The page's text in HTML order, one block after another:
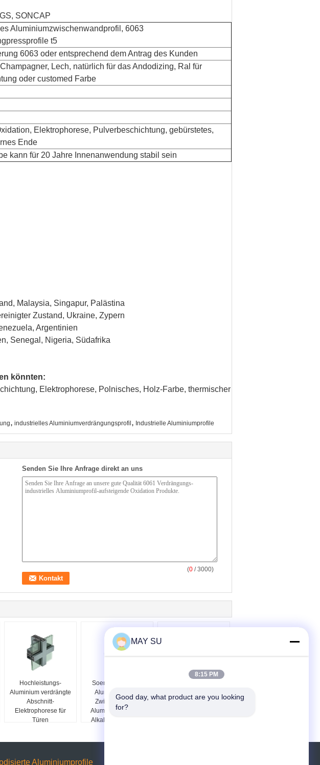
SONCAP
Aluminiumzwischenwandprofil, 6063
t5
6063 oder entsprechend dem Antrag des Kunden
Lech, natürlich für das Andodizing, Ral für
oder customed Farbe
Elektrophorese, Pulverbeschichtung, gebürstetes,
Ende
kann für 20 Jahre Innenanwendung stabil sein
Malaysia, Singapur, Palästina
Zustand, Ukraine, Zypern
Argentinien
Senegal, Nigeria, Südafrika
könnten:
Elektrophorese, Polnisches, Holz-Farbe, thermischer
, industrielles Aluminiumverdrängungsprofil , Industrielle Aluminiumprofile
Senden Sie Ihre Anfrage direkt an uns
(0 / 3000)
Hochleistungs-
Aluminium verdrängte
Abschnitt-
Elektrophorese für
Türen
Soemindustrielles
Aluminiumprofil-
Zwischenwand-
Aluminiumrahmen-
Alkali-Widerstehen
Pulver-Beschichtungs-
Aluminiumprofile
MAY SU
8:15 PM
Good day, what product are you looking
for?